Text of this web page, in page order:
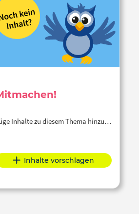
Inhalte zu diesem Thema hinzu…
Inhalte vorschlagen